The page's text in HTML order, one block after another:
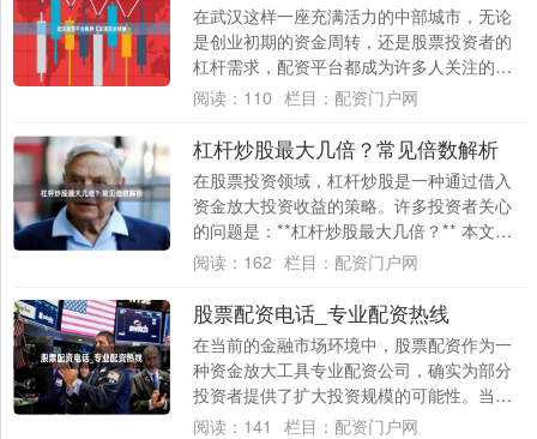
在武汉这样一座充满活力的中部城市，无论
是创业初期的资金周转，还是股票投资者的
杠杆需求，配资平台都成为许多人关注的焦
点。然而，市场上配资公司良莠不齐，如何
阅读： 110 栏目： 配资门户网
杠杆炒股最大几倍？常见倍数解析
在股票投资领域，杠杆炒股是一种通过借入
资金放大投资收益的策略。许多投资者关心
的问题是：**杠杆炒股最大几倍？** 本文将
详细解析不同渠道的杠杆倍数上限，帮助您
阅读： 162 栏目： 配资门户网
股票配资电话_专业配资热线
在当前的金融市场环境中，股票配资作为一
种资金放大工具专业配资公司，确实为部分
投资者提供了扩大投资规模的可能性。当投
资者在搜索引擎中寻找“股票配资电话_专业
阅读： 141 栏目： 配资门户网